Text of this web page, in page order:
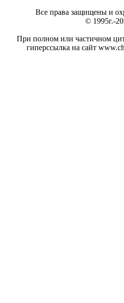
Все права защищены и
© 1995г.-
При полном или частичном
гиперссылка на сайт